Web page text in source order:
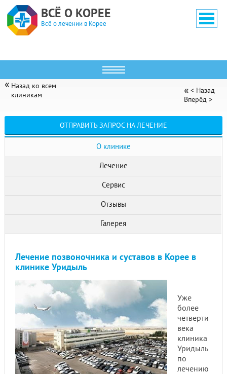
ВСЁ О КОРЕЕ
Всё о лечении в Корее
Назад ко всем
клиникам
< Назад
Вперёд >
УРИДЫЛЬ (WOORIDUL GIMPO)
ОТПРАВИТЬ ЗАПРОС НА ЛЕЧЕНИЕ
О клинике
Лечение
Сервис
Отзывы
Галерея
Лечение позвоночника и суставов в Корее в
клинике Уридыль
Уже
более
четверти
века
клиника
Уридыль
по
лечению